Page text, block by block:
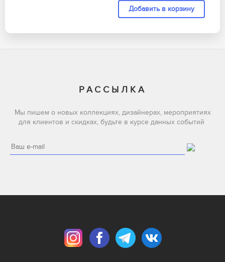
РАССЫЛКА
Мы пишем о новых коллекциях, дизайнерах, мероприятиях
для клиентов и скидках, будьте в курсе данных событий